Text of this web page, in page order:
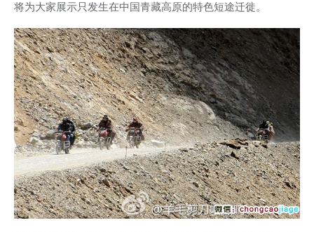
将为大家展示只发生在中国青藏高原的特色短途迁徙。